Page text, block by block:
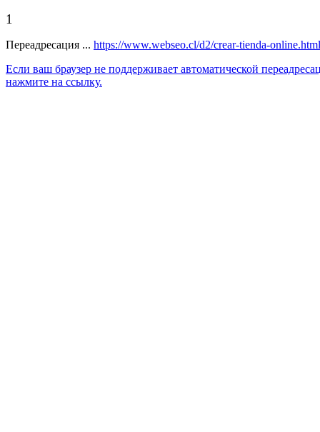
1
Переадресация ... https://www.webseo.cl/d2/crear-tienda-online.html
Если ваш браузер не поддерживает автоматической
нажмите на ссылку.